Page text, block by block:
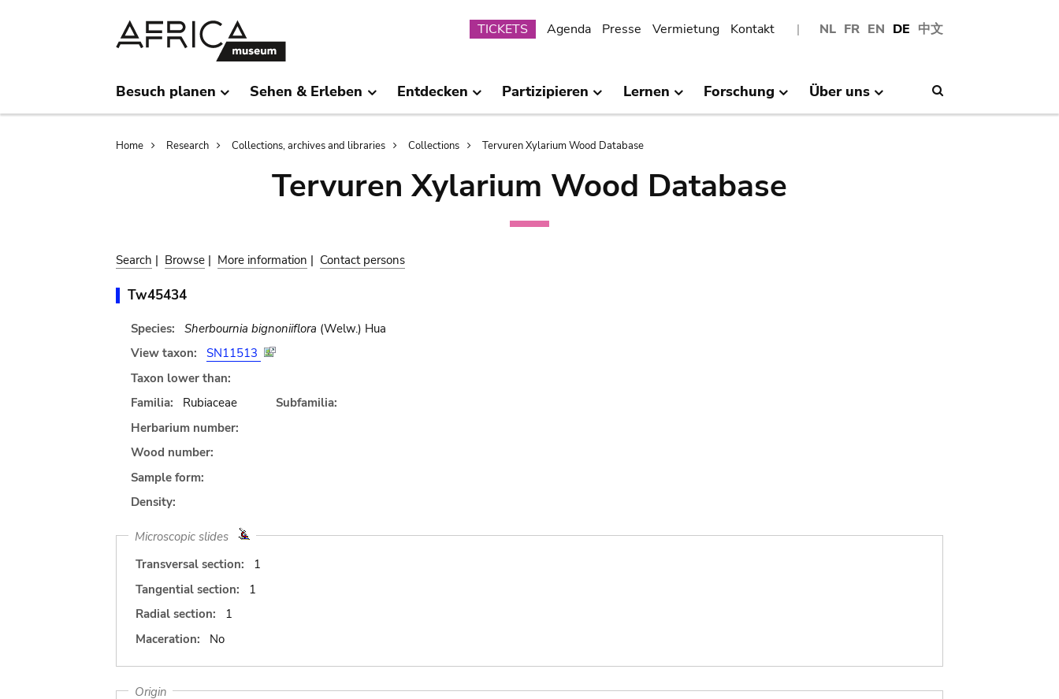
NL FR EN DE 中文
Submenu
TICKETS Agenda Presse Vermietung Kontakt
Besuch planen Sehen & Erleben Entdecken Partizipieren Lernen Forschung Über uns
Breadcrumb
Home Research Collections, archives and libraries Collections Tervuren Xylarium Wood Database
Tervuren Xylarium Wood Database
Search | Browse | More information | Contact persons
Tw45434
Species: Sherbournia bignoniiflora (Welw.) Hua
View taxon:
SN11513
Taxon lower than:
Familia:
Rubiaceae
Subfamilia:
Herbarium number:
Wood number:
Sample form:
Density:
Microscopic slides
Transversal section:
1
Tangential section:
1
Radial section:
1
Maceration:
No
Origin